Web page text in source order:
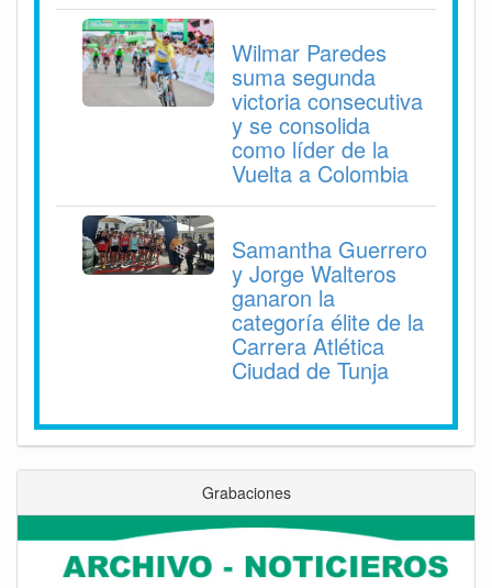
Wilmar Paredes
suma segunda
victoria consecutiva
y se consolida
como líder de la
Vuelta a Colombia
Samantha Guerrero
y Jorge Walteros
ganaron la
categoría élite de la
Carrera Atlética
Ciudad de Tunja
Grabaciones